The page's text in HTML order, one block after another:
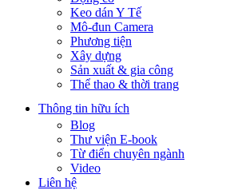
Keo dán Y Tế
Mô-đun Camera
Phương tiện
Xây dựng
Sản xuất & gia công
Thể thao & thời trang
Thông tin hữu ích
Blog
Thư viện E-book
Từ điển chuyên ngành
Video
Liên hệ